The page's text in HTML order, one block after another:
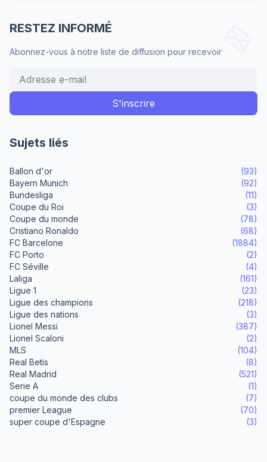
RESTEZ INFORMÉ
Abonnez-vous à notre liste de diffusion pour recevoir
Sujets liés
Ballon d'or
(93)
Bayern Munich
(92)
Bundesliga
(11)
Coupe du Roi
(3)
Coupe du monde
(78)
Cristiano Ronaldo
(68)
FC Barcelone
(1884)
FC Porto
(2)
FC Séville
(4)
Laliga
(161)
Ligue 1
(23)
Ligue des champions
(218)
Ligue des nations
(3)
Lionel Messi
(387)
Lionel Scaloni
(2)
MLS
(104)
Real Betis
(8)
Real Madrid
(521)
Serie A
(1)
coupe du monde des clubs
(7)
premier League
(70)
super coupe d'Espagne
(3)